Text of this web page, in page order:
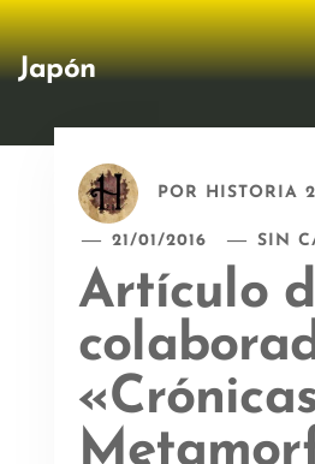
Japón
POR HISTORIA
21/01/2016 SIN
Artículo